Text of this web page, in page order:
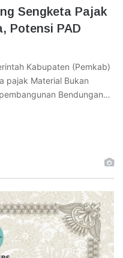
Sengketa Pajak
Potensi PAD
Kabupaten (Pemkab)
pajak Material Bukan
Bendungan…